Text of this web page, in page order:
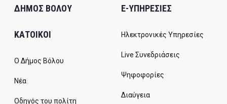
ΔΗΜΟΣ ΒΟΛΟΥ
ΚΑΤΟΙΚΟΙ
Ο Δήμος Βόλου
Νέα
Οδηγός του πολίτη
E-ΥΠΗΡΕΣΙΕΣ
Ηλεκτρονικές Υπηρεσίες
Live Συνεδριάσεις
Ψηφοφορίες
Διαύγεια